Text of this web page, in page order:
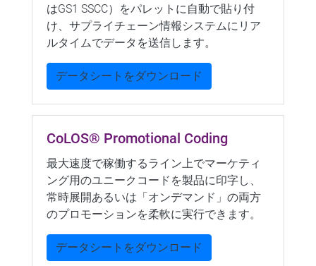
はGS1 SSCC）をパレットに自動で貼り付
け、サプライチェーン情報システムにリア
ルタイムでデータを送信します。
データシートをダウンロード
CoLOS® Promotional Coding
最大速度で稼働するライン上でマーケティ
ング用のユニークコードを製品に印字し、
常時展開あるいは「オンデマンド」の両方
のプロモーションを柔軟に実行できます。
データシートをダウンロード